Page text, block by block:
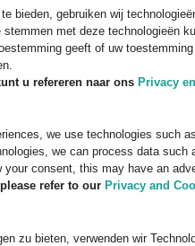
bieden, gebruiken wij
stemmen met deze technologieën
geeft of uw
u refereren naar ons Privacy
we use technologies such
we can process data
your consent, this may have an
refer to our Privacy and
zu bieten, verwenden wir